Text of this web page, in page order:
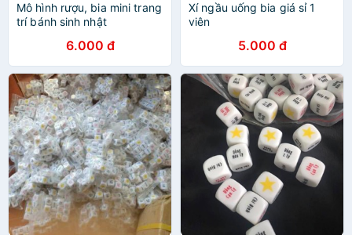
Mô hình rượu, bia mini trang
trí bánh sinh nhật
6.000 đ
Xí ngầu uống bia giá sỉ 1
viên
5.000 đ